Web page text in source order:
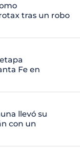
tras un robo
Fe en
llevó su
con un